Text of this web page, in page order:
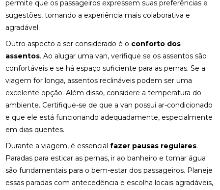
permite que os passageiros expressem suas preferências e
sugestões, tornando a experiência mais colaborativa e
agradável.
Outro aspecto a ser considerado é o conforto dos
assentos. Ao alugar uma van, verifique se os assentos são
confortáveis e se há espaço suficiente para as pernas. Se a
viagem for longa, assentos reclináveis podem ser uma
excelente opção. Além disso, considere a temperatura do
ambiente. Certifique-se de que a van possui ar-condicionado
e que ele está funcionando adequadamente, especialmente
em dias quentes.
Durante a viagem, é essencialfazer pausas regulares.
Paradas para esticar as pernas, ir ao banheiro e tomar água
são fundamentais para o bem-estar dos passageiros. Planeje
essas paradas com antecedência e escolha locais agradáveis,